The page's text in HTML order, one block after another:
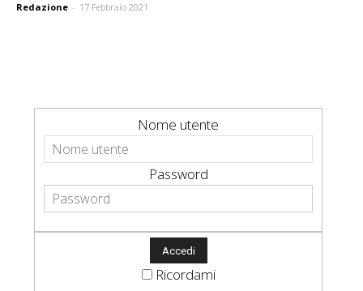
Redazione - 17 Febbraio 2021
Nome utente
Password
Ricordami